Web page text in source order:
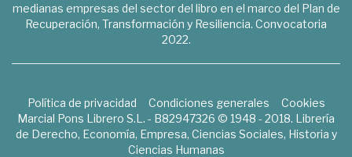
medianas empresas del sector del libro en el marco del Plan de
Recuperación, Transformación y Resiliencia. Convocatoria
2022.
Política de privacidad Condiciones generales
Cookies
Marcial Pons Librero S.L. - B82947326 © 1948 - 2018. Librería
de Derecho, Economía, Empresa, Ciencias Sociales, Historia y
Ciencias Humanas